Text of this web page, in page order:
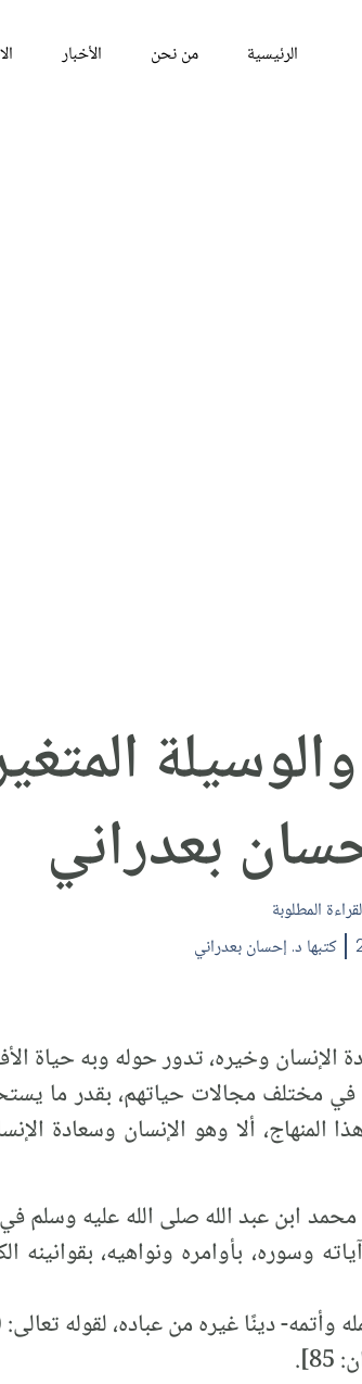
الرئيسية من نحن الأخبار
بعدراني
المطلوبة
كتبها د. إحسان بعدراني
الإنسان وخيره، تدور حوله وبه حياة
في مختلف مجالات حياتهم، بقدر ما
المنهاج، ألا وهو الإنسان وسعادة
محمد ابن عبد الله صلى الله عليه
وسوره، بأوامره ونواهيه، بقوانينه
دينًا غيره من عباده، لقوله